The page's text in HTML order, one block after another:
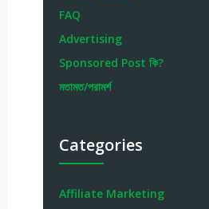
FAQ
Advertising
Sponsored Post কি?
মতামত/পরামর্শ
Categories
Affiliate Marketing